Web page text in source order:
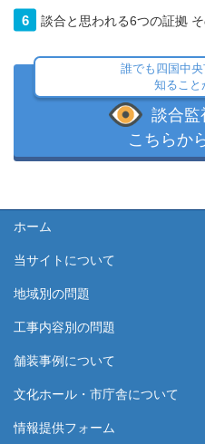
談合と思われる6つの証拠
誰でも四国中
知ること
談合監
こちらか
ホーム
当サイトについて
地域別の問題
工事内容別の問題
舗装事例について
文化ホール・市庁舎について
情報提供フォーム